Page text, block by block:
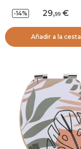
-14% 29,99
Añadir a la cesta